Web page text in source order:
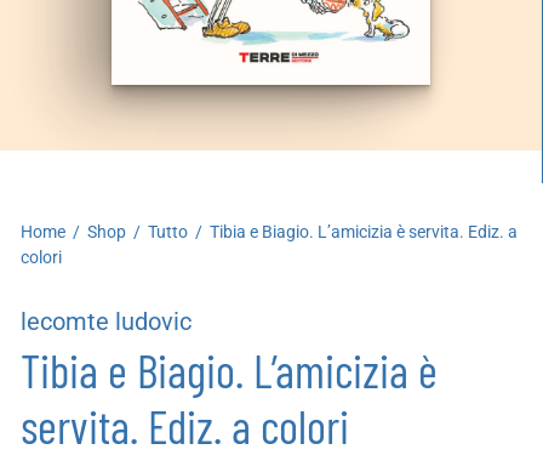
Home / Shop / Tutto / Tibia e Biagio. L’amicizia è servita. Ediz. a
colori
lecomte ludovic
Tibia e Biagio. L’amicizia è
servita. Ediz. a colori